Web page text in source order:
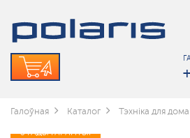
Галоўная Каталог Тэхніка для дома
3 ГАДЫ ГАРАНТЫІ